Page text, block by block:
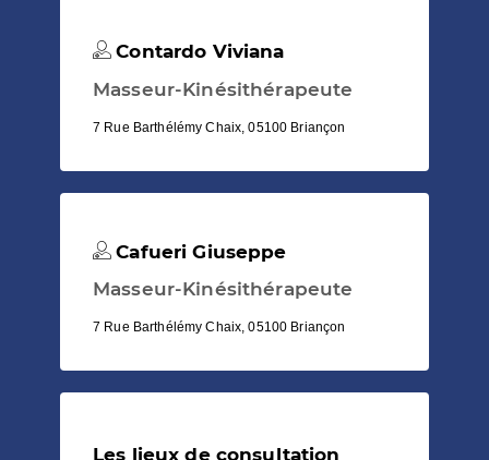
Contardo Viviana
Masseur-Kinésithérapeute
7 Rue Barthélémy Chaix, 05100 Briançon
Cafueri Giuseppe
Masseur-Kinésithérapeute
7 Rue Barthélémy Chaix, 05100 Briançon
Les lieux de consultation